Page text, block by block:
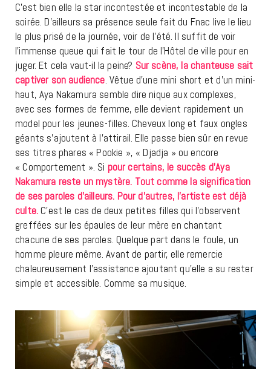
C’est bien elle la star incontestée et incontestable de la
soirée. D’ailleurs sa présence seule fait du Fnac live le lieu
le plus prisé de la journée, voir de l’été. Il suffit de voir
l’immense queue qui fait le tour de l’Hôtel de ville pour en
juger. Et cela vaut-il la peine? Sur scène, la chanteuse sait
captiver son audience. Vêtue d’une mini short et d’un mini-
haut, Aya Nakamura semble dire nique aux complexes,
avec ses formes de femme, elle devient rapidement un
model pour les jeunes-filles. Cheveux long et faux ongles
géants s’ajoutent à l’attirail. Elle passe bien sûr en revue
ses titres phares « Pookie », « Djadja » ou encore
« Comportement ». Si pour certains, le succès d’Aya
Nakamura reste un mystère. Tout comme la signification
de ses paroles d’ailleurs. Pour d’autres, l’artiste est déjà
culte. C’est le cas de deux petites filles qui l’observent
greffées sur les épaules de leur mère en chantant
chacune de ses paroles. Quelque part dans le foule, un
homme pleure même. Avant de partir, elle remercie
chaleureusement l’assistance ajoutant qu’elle a su rester
simple et accessible. Comme sa musique.